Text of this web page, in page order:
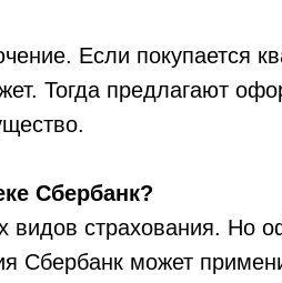
Если покупается
Тогда предлагают
Сбербанк?
видов страхования. Но
Сбербанк может